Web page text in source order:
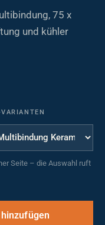
75 x
und kühler
Seite – die Auswahl ruft